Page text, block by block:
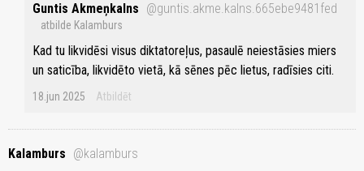
Guntis Akmeņkalns @guntis.akme.kalns.665ebe9481fed
atbilde Kalamburs
Kad tu likvidēsi visus diktatoreļus, pasaulē neiestāsies miers
un saticība, likvidēto vietā, kā sēnes pēc lietus, radīsies citi.
18.jun 2025 Atbildēt
Kalamburs @kalamburs